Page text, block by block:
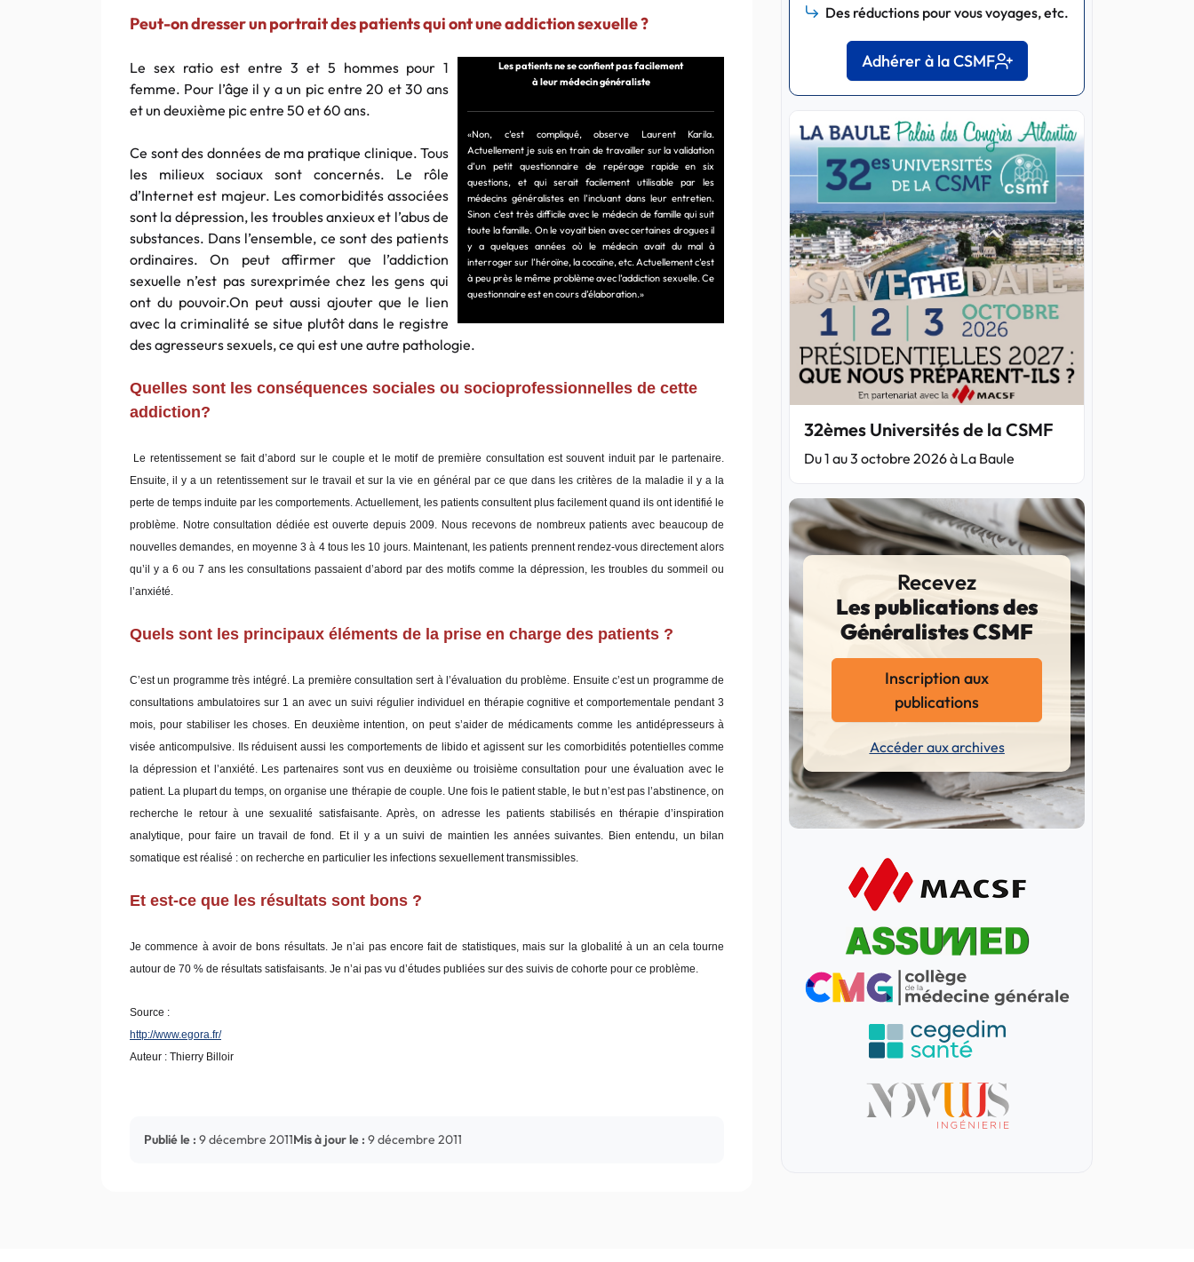
Peut-on dresser un portrait des patients qui ont une addiction sexuelle ?
Les patients ne se confient pas facilement
à leur médecin généraliste
«Non, c’est compliqué, observe Laurent Karila.
Actuellement je suis en train de travailler sur la validation
d’un petit questionnaire de repérage rapide en six
questions, et qui serait facilement utilisable par les
médecins généralistes en l’incluant dans leur entretien.
Sinon c’est très difficile avec le médecin de famille qui suit
toute la famille. On le voyait bien avec certaines drogues il
y a quelques années où le médecin avait du mal à
interroger sur l’héroïne, la cocaïne, etc. Actuellement c’est
à peu près le même problème avec l’addiction sexuelle. Ce
questionnaire est en cours d’élaboration.»
Le sex ratio est entre 3 et 5 hommes pour 1
femme. Pour l’âge il y a un pic entre 20 et 30 ans
et un deuxième pic entre 50 et 60 ans.
Ce sont des données de ma pratique clinique. Tous
les milieux sociaux sont concernés. Le rôle
d’Internet est majeur. Les comorbidités associées
sont la dépression, les troubles anxieux et l’abus de
substances. Dans l’ensemble, ce sont des patients
ordinaires. On peut affirmer que l’addiction
sexuelle n’est pas surexprimée chez les gens qui
ont du pouvoir.On peut aussi ajouter que le lien
avec la criminalité se situe plutôt dans le registre
des agresseurs sexuels, ce qui est une autre pathologie.
Quelles sont les conséquences sociales ou socioprofessionnelles de cette
addiction?
Le retentissement se fait d’abord sur le couple et le motif de première consultation est souvent induit par le partenaire.
Ensuite, il y a un retentissement sur le travail et sur la vie en général par ce que dans les critères de la maladie il y a la
perte de temps induite par les comportements. Actuellement, les patients consultent plus facilement quand ils ont identifié le
problème. Notre consultation dédiée est ouverte depuis 2009. Nous recevons de nombreux patients avec beaucoup de
nouvelles demandes, en moyenne 3 à 4 tous les 10 jours. Maintenant, les patients prennent rendez-vous directement alors
qu’il y a 6 ou 7 ans les consultations passaient d’abord par des motifs comme la dépression, les troubles du sommeil ou
l’anxiété.
Quels sont les principaux éléments de la prise en charge des patients ?
C’est un programme très intégré. La première consultation sert à l’évaluation du problème. Ensuite c’est un programme de
consultations ambulatoires sur 1 an avec un suivi régulier individuel en thérapie cognitive et comportementale pendant 3
mois, pour stabiliser les choses. En deuxième intention, on peut s’aider de médicaments comme les antidépresseurs à
visée anticompulsive. Ils réduisent aussi les comportements de libido et agissent sur les comorbidités potentielles comme
la dépression et l’anxiété. Les partenaires sont vus en deuxième ou troisième consultation pour une évaluation avec le
patient. La plupart du temps, on organise une thérapie de couple. Une fois le patient stable, le but n’est pas l’abstinence, on
recherche le retour à une sexualité satisfaisante. Après, on adresse les patients stabilisés en thérapie d’inspiration
analytique, pour faire un travail de fond. Et il y a un suivi de maintien les années suivantes. Bien entendu, un bilan
somatique est réalisé : on recherche en particulier les infections sexuellement transmissibles.
Et est-ce que les résultats sont bons ?
Je commence à avoir de bons résultats. Je n’ai pas encore fait de statistiques, mais sur la globalité à un an cela tourne
autour de 70 % de résultats satisfaisants. Je n’ai pas vu d’études publiées sur des suivis de cohorte pour ce problème.
Source :
http://www.egora.fr/
Auteur : Thierry Billoir
Publié le : 9 décembre 2011Mis à jour le : 9 décembre 2011
Des réductions pour vous voyages, etc.
Adhérer à la CSMF
32èmes Universités de la CSMF
Du 1 au 3 octobre 2026 à La Baule
Recevez
Les publications des
Généralistes CSMF
Inscription aux
publications
Accéder aux archives